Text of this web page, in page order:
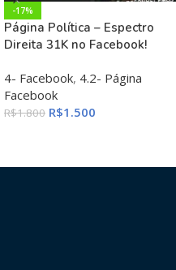
-17%
Página Política – Espectro
Direita 31K no Facebook!
4- Facebook, 4.2- Página
Facebook
R$1.800 R$1.500